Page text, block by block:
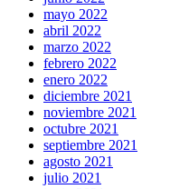
mayo 2022
abril 2022
marzo 2022
febrero 2022
enero 2022
diciembre 2021
noviembre 2021
octubre 2021
septiembre 2021
agosto 2021
julio 2021